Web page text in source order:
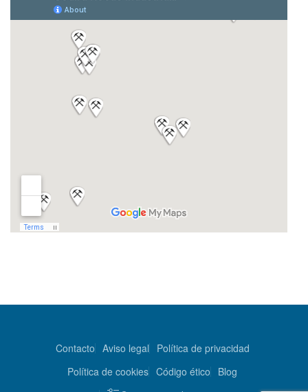
Contacto Aviso legal
Política de privacidad
Política de cookies Código ético
Blog